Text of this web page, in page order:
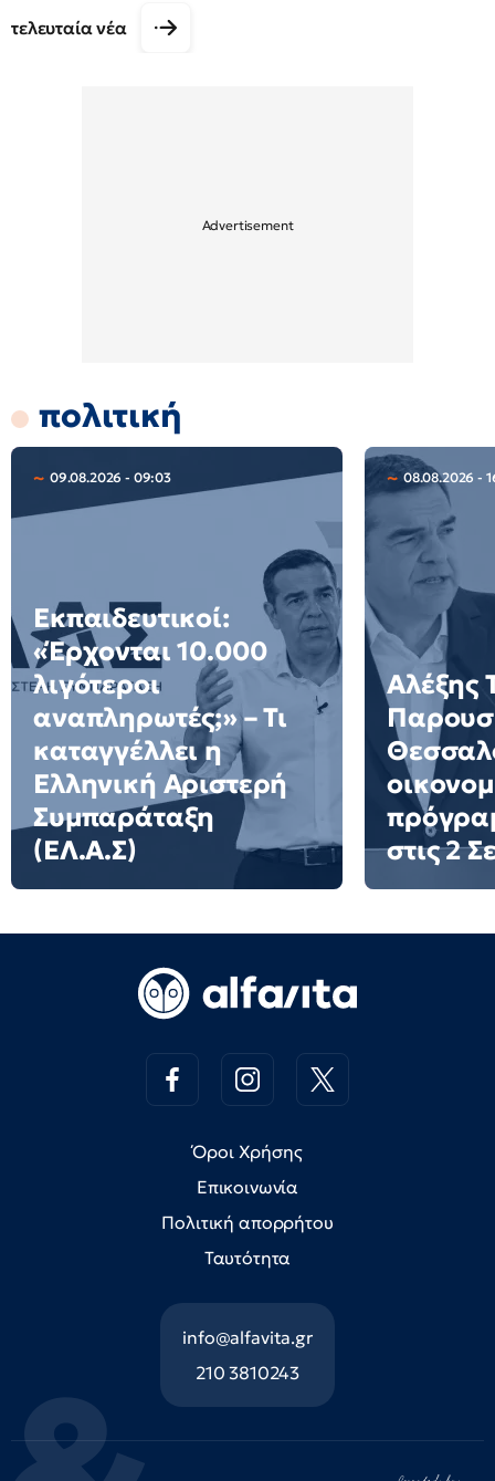
τελευταία νέα
πολιτική
09.08.2026 - 09:03
Εκπαιδευτικοί:
«Έρχονται 10.000
λιγότεροι
αναπληρωτές;» – Τι
καταγγέλλει η
Ελληνική Αριστερή
Συμπαράταξη
(ΕΛ.Α.Σ)
08.08.2026 -
Αλέξης
στις 2
Όροι Χρήσης
Επικοινωνία
Πολιτική απορρήτου
Ταυτότητα
info@alfavita.gr
210 3810243